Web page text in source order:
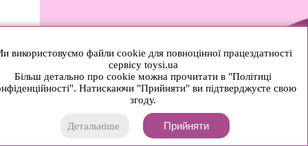
використовуємо файли cookie для повноцінної працездатності
сервісу toysi.ua
Більш детально про cookie можна прочитати в "Політиці
Натискаючи "Прийняти" ви підтверджуєте свою
згоду.
Детальніше Прийняти